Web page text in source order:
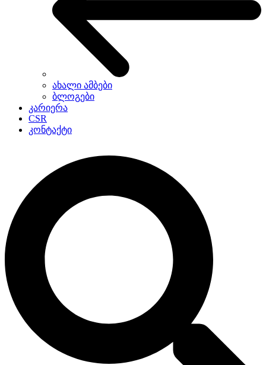
ახალი ამბები
ბლოგები
კარიერა
CSR
კონტაქტი